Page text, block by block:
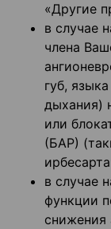
«Другие
в случае
члена
губ,
дыхания)
или
(БАР)
в случае
функции
снижения